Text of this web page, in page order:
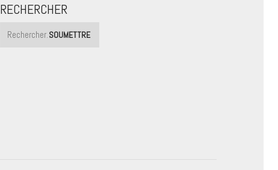
RECHERCHER